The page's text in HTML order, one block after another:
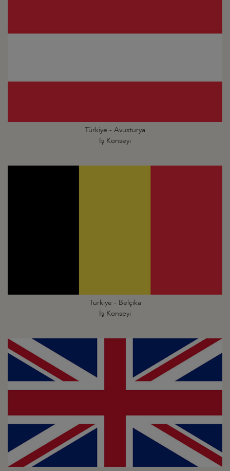
Türkiye - Avusturya
İş Konseyi
Türkiye - Belçika
İş Konseyi